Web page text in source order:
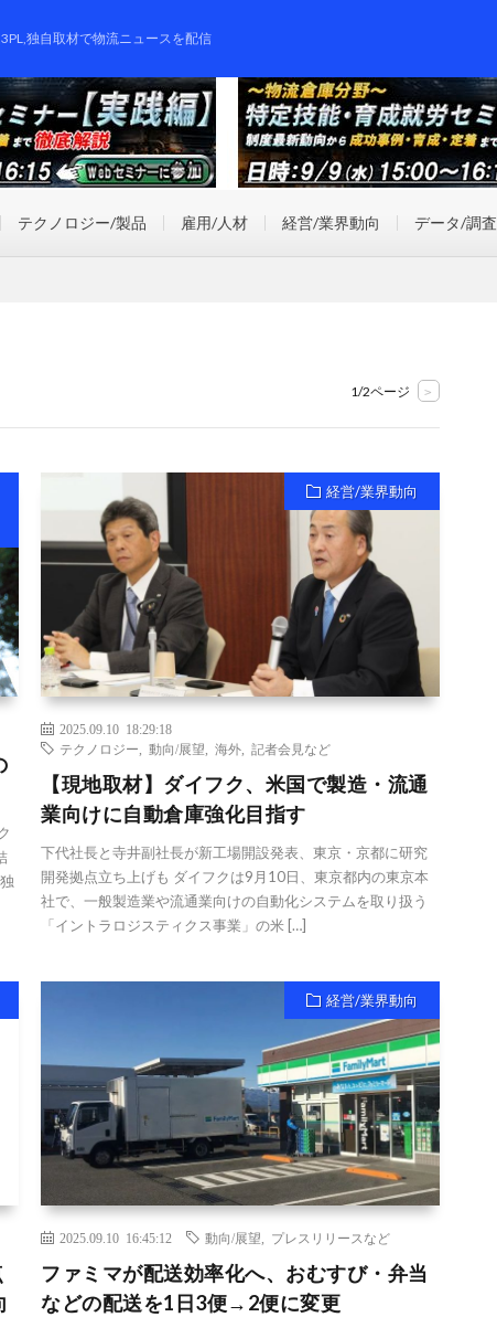
独自取材で物流ニュースを配信
テクノロジー/製品 雇用/人材 経営/業界動向 データ/調査
1/2ページ >
経営/業界動向
2025.09.10 18:29:18
テクノロジー
,動向/展望 ,海外 ,記者会見など
【現地取材】ダイフク、米国で製造・流通
業向けに自動倉庫強化目指す
下代社長と寺井副社長が新工場開設発表、東京・京都に研究
開発拠点立ち上げも ダイフクは9月10日、東京都内の東京本
社で、一般製造業や流通業向けの自動化システムを取り扱う
「イントラロジスティクス事業」の米 […]
経営/業界動向
2025.09.10 16:45:12 動向/展望 プレスリリースなど
ファミマが配送効率化へ、おむすび・弁当
などの配送を1日3便→2便に変更